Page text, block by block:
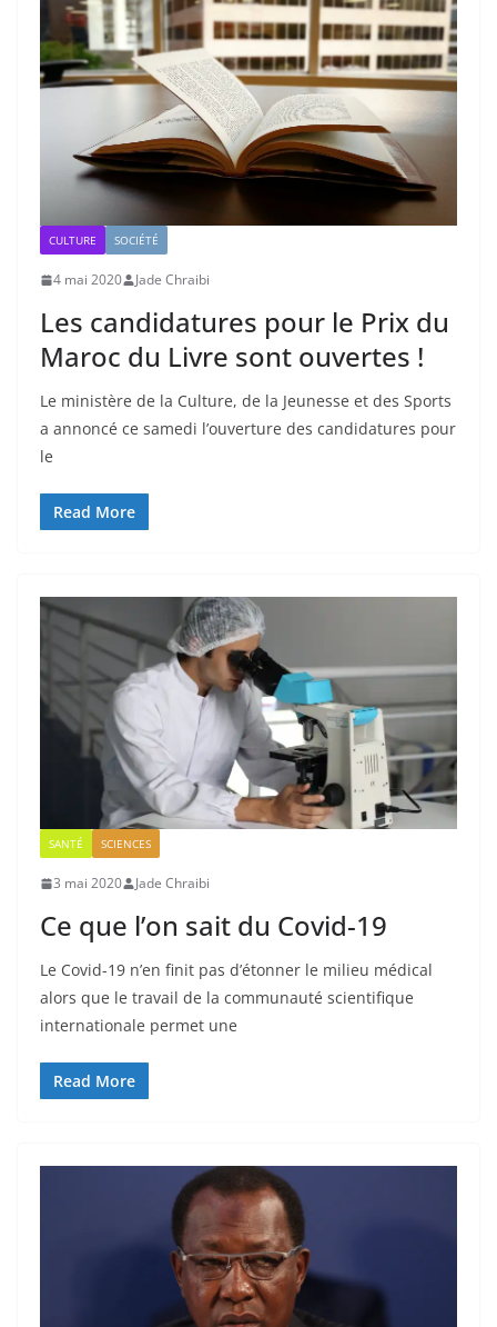
CULTURE SOCIÉTÉ
4 mai 2020 Jade Chraibi
Les candidatures pour le Prix du
Maroc du Livre sont ouvertes !
Le ministère de la Culture, de la Jeunesse et des Sports
a annoncé ce samedi l’ouverture des candidatures pour
le
Read More
SANTÉ SCIENCES
3 mai 2020 Jade Chraibi
Ce que l’on sait du Covid-19
Le Covid-19 n’en finit pas d’étonner le milieu médical
alors que le travail de la communauté scientifique
internationale permet une
Read More